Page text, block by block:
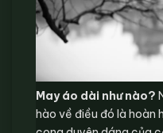
May áo dài như nào?
hào về điều đó là hoàn